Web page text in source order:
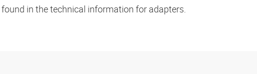
in the technical information for adapters.